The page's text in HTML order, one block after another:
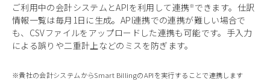
ご利用中の会計システムとAPIを利用して連携 できます。仕訳
情報一覧は毎月1日に生成。API連携での連携が難しい場合で
も、CSVファイルをアップロードした連携も可能です。手入力
による誤りや二重計上などのミスを防ぎます。
貴社の会計システムからSmart BillingのAPIを実行することで連携します